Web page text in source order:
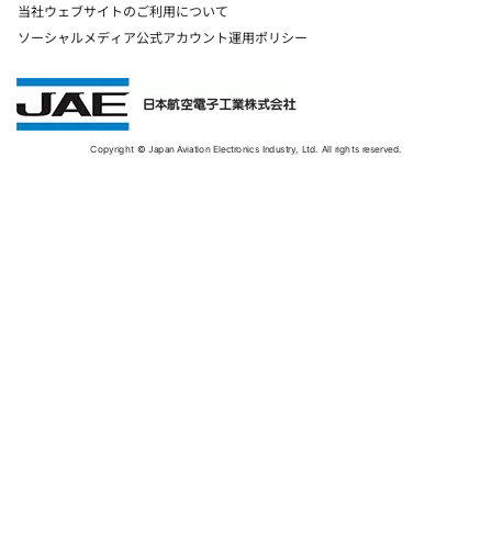
当社ウェブサイトのご利用について
ソーシャルメディア公式アカウント運用ポリシー
Copyright © Japan Aviation Electronics Industry, Ltd. All rights reserved.